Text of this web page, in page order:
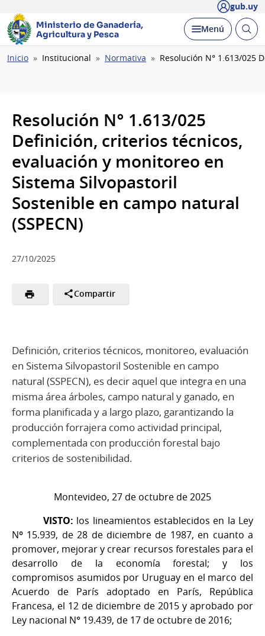
gub.uy
Ministerio de Ganadería,
Agricultura y Pesca
Desplegar
Menú Abrir
Ruta
Inicio Institucional Normativa Resolución N° 1.613/025
Resolución N° 1.613/025
Definición, criterios técnicos,
evaluación y monitoreo en
Sistema Silvopastoril
Sostenible en campo natural
(SSPECN)
27/10/2025
Compartir
Definición, criterios técnicos, monitoreo, evaluación
en Sistema Silvopastoril Sostenible en campo
natural (SSPECN), es decir aquel que integra en una
misma área árboles, campo natural y ganado, en
forma planificada y a largo plazo, garantizando la
producción forrajera como actividad principal,
complementada con producción forestal bajo
criterios de sostenibilidad.
Montevideo, 27 de octubre de 2025
VISTO: los lineamientos establecidos en la Ley
Nº 15.939, de 28 de diciembre de 1987, en cuanto a
promover, mejorar y crear recursos forestales para el
desarrollo de la economía forestal; y los
compromisos asumidos por Uruguay en el marco del
Acuerdo de París adoptado en París, República
Francesa, el 12 de diciembre de 2015 y aprobado por
Ley nacional N° 19.439, de 17 de octubre de 2016;